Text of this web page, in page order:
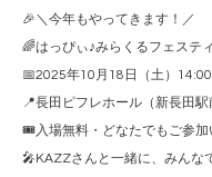
🎉＼今年もやってきます！／
🌈はっぴぃ♪みらくるフェステ
📅2025年10月18日（土）14:00
📍長田ピフレホール（新長田駅
🎟️入場無料・どなたでもご参加
🎤KAZZさんと一緒に、みんな